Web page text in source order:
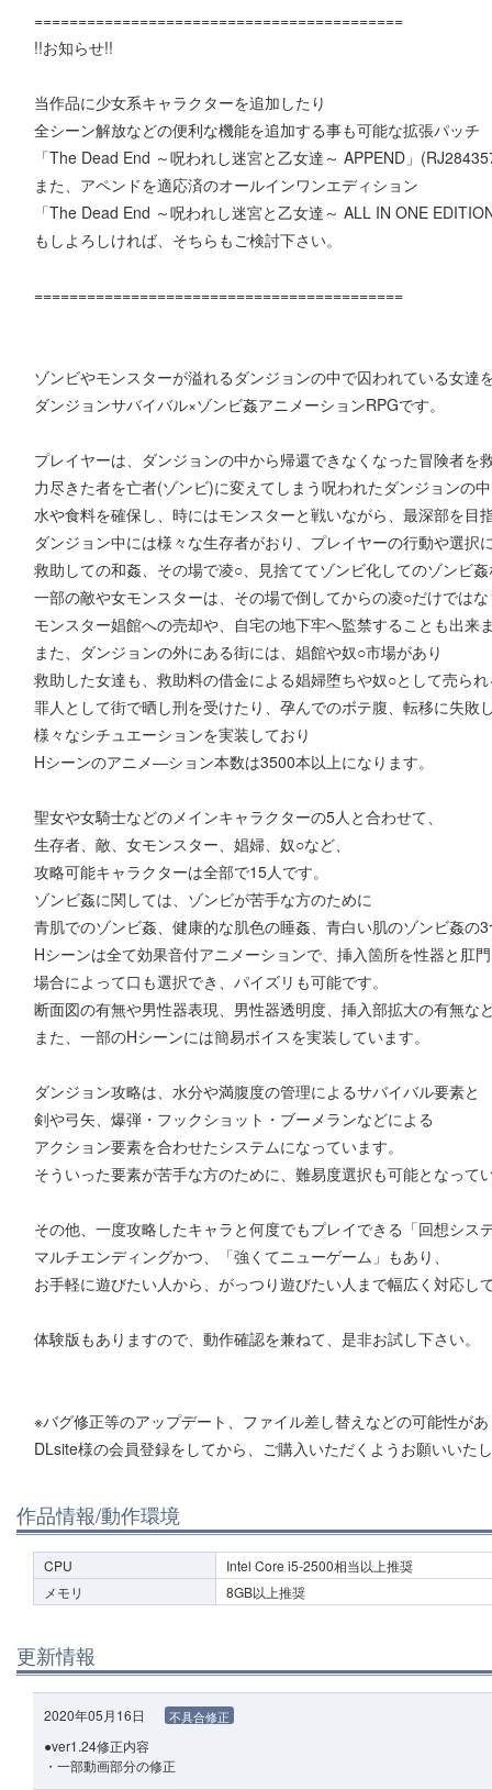
==========================================
!!お知らせ!!
当作品に少女系キャラクターを追加したり
全シーン解放などの便利な機能を追加する事も可能な拡張パッチ
「The Dead End ～呪われし迷宮と乙女達～ APPEND」
また、アペンドを適応済のオールインワンエディション
「The Dead End ～呪われし迷宮と乙女達～ ALL IN ONE
もしよろしければ、そちらもご検討下さい。
==========================================
ゾンビやモンスターが溢れるダンジョンの中で囚われている女達
ダンジョンサバイバル×ゾンビ姦アニメーションRPGです。
プレイヤーは、ダンジョンの中から帰還できなくなった冒険者を
力尽きた者を亡者(ゾンビ)に変えてしまう呪われたダンジョンの
水や食料を確保し、時にはモンスターと戦いながら、最深部を目
ダンジョン中には様々な生存者がおり、プレイヤーの行動や選択
救助しての和姦、その場で凌○、見捨ててゾンビ化してのゾンビ
一部の敵や女モンスターは、その場で倒してからの凌○だけでは
モンスター娼館への売却や、自宅の地下牢へ監禁することも出来
また、ダンジョンの外にある街には、娼館や奴○市場があり
救助した女達も、救助料の借金による娼婦堕ちや奴○として売ら
罪人として街で晒し刑を受けたり、孕んでのボテ腹、転移に失敗
様々なシチュエーションを実装しており
Hシーンのアニメ―ション本数は3500本以上になります。
聖女や女騎士などのメインキャラクターの5人と合わせて、
生存者、敵、女モンスター、娼婦、奴○など、
攻略可能キャラクターは全部で15人です。
ゾンビ姦に関しては、ゾンビが苦手な方のために
青肌でのゾンビ姦、健康的な肌色の睡姦、青白い肌のゾンビ姦の
Hシーンは全て効果音付アニメーションで、挿入箇所を性器と肛
場合によって口も選択でき、パイズリも可能です。
断面図の有無や男性器表現、男性器透明度、挿入部拡大の有無な
また、一部のHシーンには簡易ボイスを実装しています。
ダンジョン攻略は、水分や満腹度の管理によるサバイバル要素と
剣や弓矢、爆弾・フックショット・ブーメランなどによる
アクション要素を合わせたシステムになっています。
そういった要素が苦手な方のために、難易度選択も可能となって
その他、一度攻略したキャラと何度でもプレイできる「回想シス
マルチエンディングかつ、「強くてニューゲーム」もあり、
お手軽に遊びたい人から、がっつり遊びたい人まで幅広く対応し
体験版もありますので、動作確認を兼ねて、是非お試し下さい。
※バグ修正等のアップデート、ファイル差し替えなどの可能性が
DLsite様の会員登録をしてから、ご購入いただくようお願いいた
作品情報/動作環境
CPU
Intel Core i5-2500相当以上推奨
メモリ
8GB以上推奨
更新情報
2020年05月16日 不具合修正
●ver1.24修正内容
・一部動画部分の修正